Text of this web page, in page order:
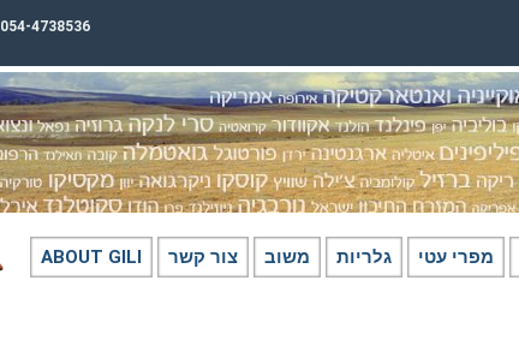
054-4738536
מפרי עטי גלריות משוב צור קשר ABOUT GILI